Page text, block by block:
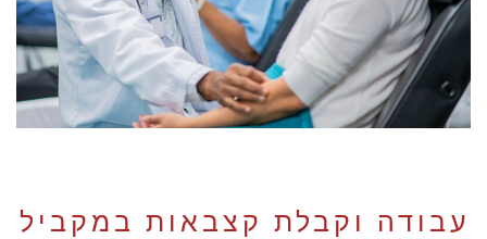
עבודה וקבלת קצבאות במקביל